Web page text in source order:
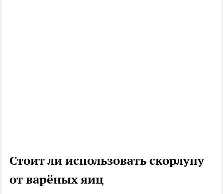
Стоит ли использовать скорлупу
от варёных яиц